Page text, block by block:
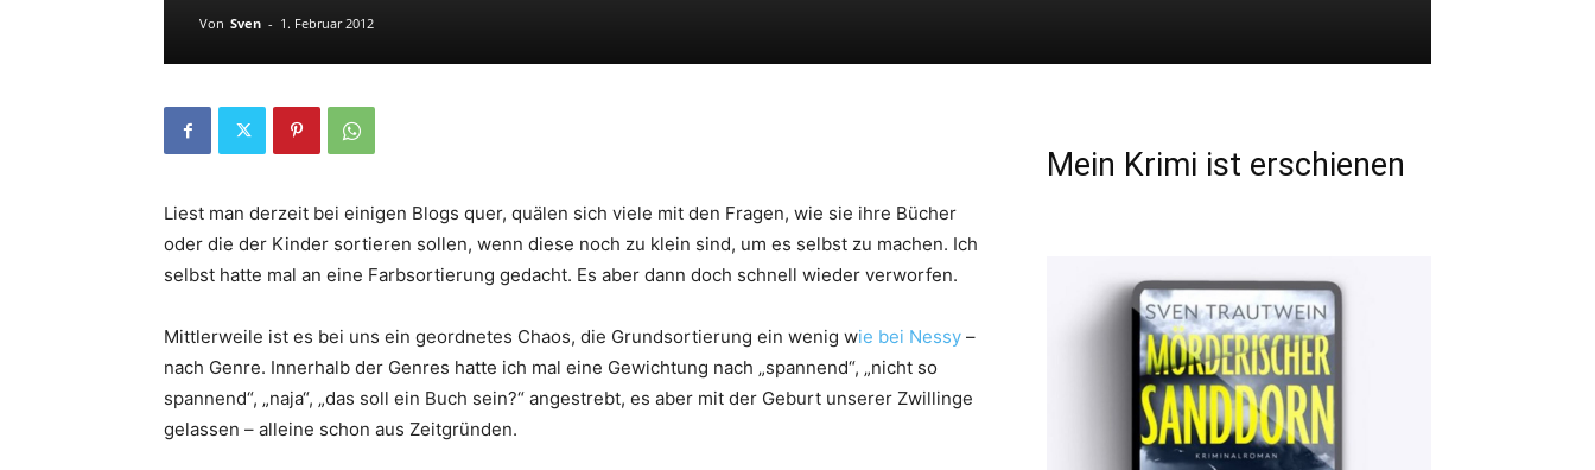
Von Sven - 1. Februar 2012
Liest man derzeit bei einigen Blogs quer, quälen sich viele mit den Fragen, wie sie ihre Bücher
oder die der Kinder sortieren sollen, wenn diese noch zu klein sind, um es selbst zu machen. Ich
selbst hatte mal an eine Farbsortierung gedacht. Es aber dann doch schnell wieder verworfen.
Mittlerweile ist es bei uns ein geordnetes Chaos, die Grundsortierung ein wenig wie bei Nessy –
nach Genre. Innerhalb der Genres hatte ich mal eine Gewichtung nach „spannend“, „nicht so
spannend“, „naja“, „das soll ein Buch sein?“ angestrebt, es aber mit der Geburt unserer Zwillinge
gelassen – alleine schon aus Zeitgründen.
Mein Krimi ist erschienen